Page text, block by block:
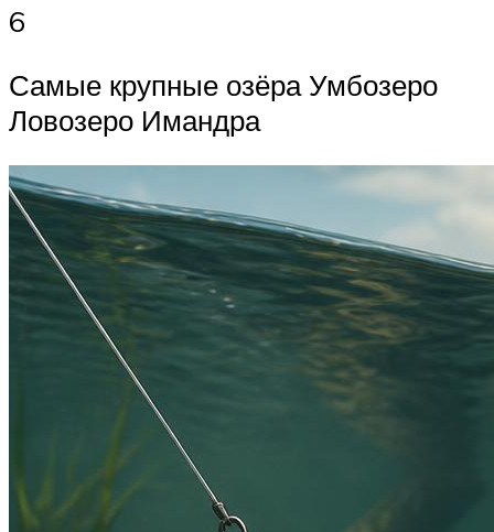
6
Самые крупные озёра Умбозеро
Ловозеро Имандра